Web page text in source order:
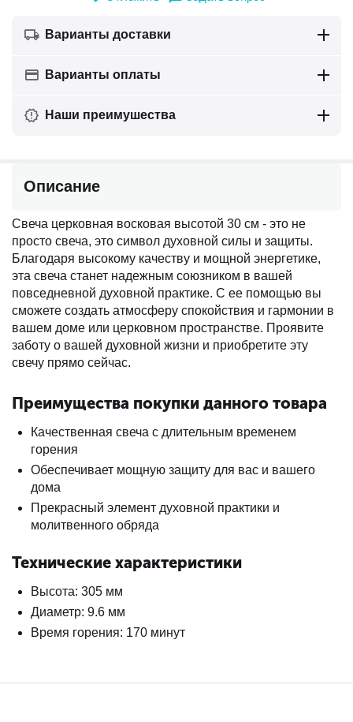
Варианты доставки
Варианты оплаты
Наши преимушества
Описание
Свеча церковная восковая высотой 30 см - это не
просто свеча, это символ духовной силы и защиты.
Благодаря высокому качеству и мощной энергетике,
эта свеча станет надежным союзником в вашей
повседневной духовной практике. С ее помощью вы
сможете создать атмосферу спокойствия и гармонии в
вашем доме или церковном пространстве. Проявите
заботу о вашей духовной жизни и приобретите эту
свечу прямо сейчас.
Преимущества покупки данного товара
Качественная свеча с длительным временем
горения
Обеспечивает мощную защиту для вас и вашего
дома
Прекрасный элемент духовной практики и
молитвенного обряда
Технические характеристики
Высота: 305 мм
Диаметр: 9.6 мм
Время горения: 170 минут